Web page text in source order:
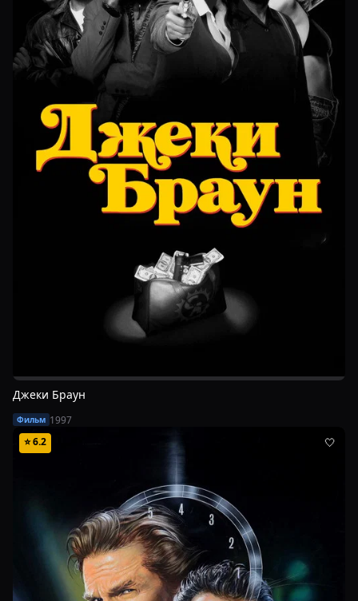
Джеки Браун
Фильм 1997
⭐6.2 🤍